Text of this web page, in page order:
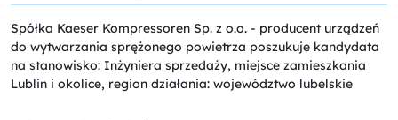
Spółka Kaeser Kompressoren Sp. z o.o. - producent urządzeń
do wytwarzania sprężonego powietrza poszukuje kandydata
na stanowisko: Inżyniera sprzedaży, miejsce zamieszkania
Lublin i okolice, region działania: województwo lubelskie